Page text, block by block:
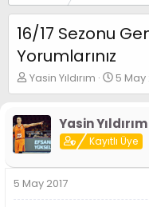
16/17 Sezonu
Yorumlarınız
K
o
u
y
u
B
a
ş
Yasin Yıldırım
B
a
l
a
n
g
5 May
Yasin Yıldırım
Kayıtlı Üye
5 May 2017